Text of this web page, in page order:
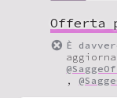
Offerta
È
,